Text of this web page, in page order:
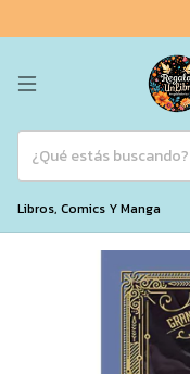
Libros, Comics Y Manga